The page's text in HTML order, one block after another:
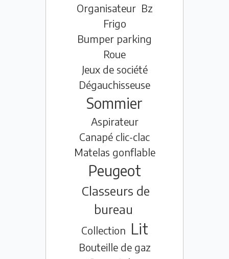
Organisateur Bz
Frigo
Bumper parking
Roue
Jeux de société
Dégauchisseuse
Sommier
Aspirateur
Canapé clic-clac
Matelas gonflable
Peugeot
Classeurs de
bureau
Collection Lit
Bouteille de gaz